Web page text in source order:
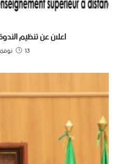
اعلان عن تنظيم الندوة
13 نوفمبر 2025